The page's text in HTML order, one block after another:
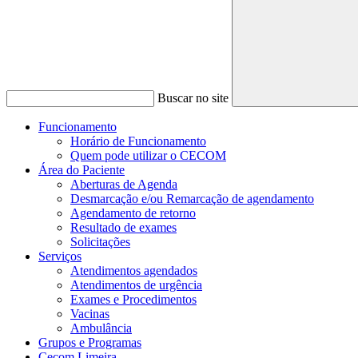
Buscar no site
Funcionamento
Horário de Funcionamento
Quem pode utilizar o CECOM
Área do Paciente
Aberturas de Agenda
Desmarcação e/ou Remarcação de agendamento
Agendamento de retorno
Resultado de exames
Solicitações
Serviços
Atendimentos agendados
Atendimentos de urgência
Exames e Procedimentos
Vacinas
Ambulância
Grupos e Programas